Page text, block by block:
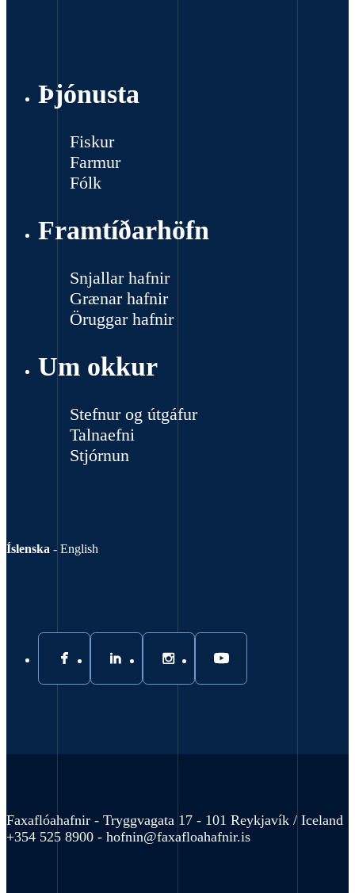
Þjónusta
Fiskur
Farmur
Fólk
Framtíðarhöfn
Snjallar hafnir
Grænar hafnir
Öruggar hafnir
Um okkur
Stefnur og útgáfur
Talnaefni
Stjórnun
Íslenska - English
Faxaflóahafnir - Tryggvagata 17 - 101 Reykjavík / Iceland
+354 525 8900 - hofnin@faxafloahafnir.is